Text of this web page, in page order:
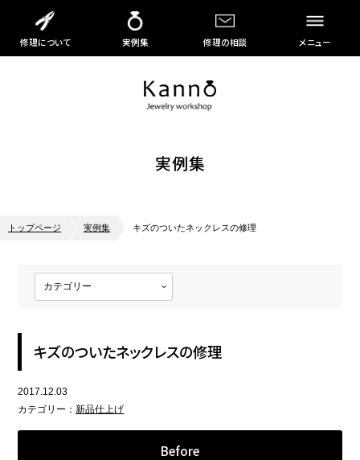
修理について 実例集 修理の相談 メニュー
実例集
トップページ 実例集 キズのついたネックレスの修理
キズのついたネックレスの修理
2017.12.03
カテゴリー：新品仕上げ
Before